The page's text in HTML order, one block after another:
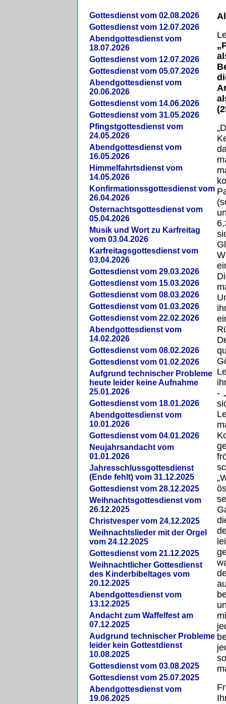
Gottesdienst vom 02.08.2026
Gottesdienst vom 12.07.2026
Abendgottesdienst vom
18.07.2026
Gottesdienst vom 12.07.2026
Gottesdienst vom 05.07.2026
Abendgottesdienst vom
20.06.2026
Gottesdienst vom 14.06.2026
Gottesdienst vom 31.05.2026
Pfingstgottesdienst vom
24.05.2026
Abendgottesdienst vom
16.05.2026
Himmelfahrtsdienst vom
14.05.2026
Konfirmationssgottesdienst vom
26.04.2026
Osternachtsgottesdienst vom
05.04.2026
Musik und Wort zu Karfreitag
vom 03.04.2026
Karfreitagsgottesdienst vom
03.04.2026
Gottesdienst vom 29.03.2026
Gottesdienst vom 15.03.2026
Gottesdienst vom 08.03.2026
Gottesdienst vom 01.03.2026
Gottesdienst vom 22.02.2026
Abendgottesdienst vom
14.02.2026
Gottesdienst vom 08.02.2026
Gottesdienst vom 01.02.2026
Aufgrund technischer Probleme
heute leider keine Aufnahme
25.01.2026
Gottesdienst vom 18.01.2026
Abendgottesdienst vom
10.01.2026
Gottesdienst vom 04.01.2026
Neujahrsandacht vom
01.01.2026
Jahresschlussgottesdienst
(Ende fehlt) vom 31.12.2025
Gottesdienst vom 28.12.2025
Weihnachtsgottesdienst vom
26.12.2025
Christvesper vom 24.12.2025
Weihnachtslieder mit der Orgel
vom 24.12.2025
Gottesdienst vom 21.12.2025
Weihnachtlicher Gottesdienst
des Kinderbibeltages vom
20.12.2025
Abendgottesdienst vom
13.12.2025
Andacht zum Waffelfest am
07.12.2025
Audgrund technischer Probleme
leider kein Gottestdienst
10.08.2025
Gottesdienst vom 03.08.2025
Gottesdienst vom 25.07.2025
Abendgottesdienst vom
19.06.2025
-